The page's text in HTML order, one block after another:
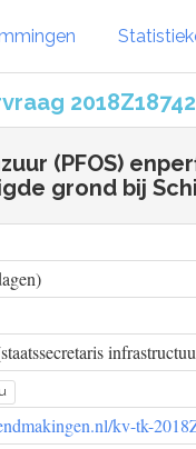
2018Z18742
(PFOS)
grond bij
kv-tk-